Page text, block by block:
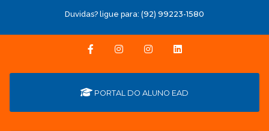
Duvidas? ligue para: (92) 99223-1580
PORTAL DO ALUNO EAD